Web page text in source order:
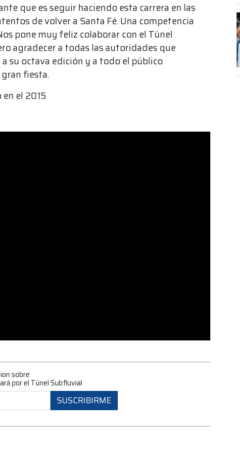
que es seguir haciendo esta carrera en las
de volver a Santa Fé. Una competencia
pone muy feliz colaborar con el Túnel
agradecer a todas las autoridades que
su octava edición y a todo el público
fiesta.
el 2015
sobre
por el Túnel Subfluvial
SUSCRIBIRME